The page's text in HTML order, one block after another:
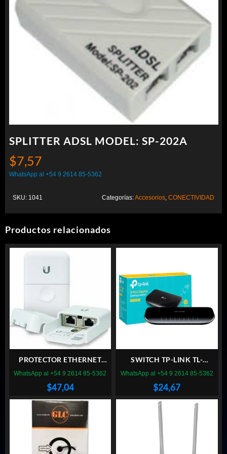
SPLITTER ADSL MODEL: SP-202A
$7,57
WhatsApp al +54 9 2614 85-5362
SKU: 1041 Categorías:Accesorios CONECTIVIDAD
Productos relacionados
PROTECTOR ETHERNET
UBIQUITI ETH-SP-GEN2
$47,04
WhatsApp al +54 9 2614 85-5362
SWITCH TP-LINK TL-
SG1008D 8 PUERTOS
$24,67
WhatsApp al +54 9 2614 85-5362